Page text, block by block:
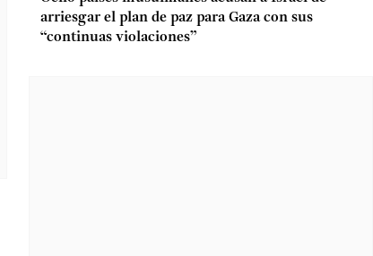
arriesgar el plan de paz para Gaza con sus
“continuas violaciones”